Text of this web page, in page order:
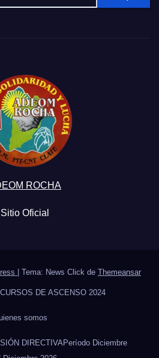
ROCHA
Sitio Oficial
| Tema: News Click de Themeansar
DE ASCENSO 2024
somos
DIRECTIVAPeríodo Diciembre